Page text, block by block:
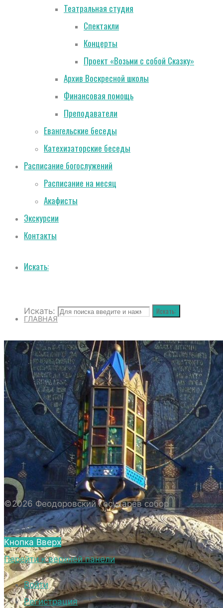
Театральная студия
Спектакли
Концерты
Проект «Возьми с собой Сказку»
Архив Воскресной школы
Финансовая помощь
Преподаватели
Евангельские беседы
Катехизаторские беседы
Расписание богослужений
Расписание на месяц
Акафисты
Экскурсии
Контакты
Искать:
Искать: Искать:
ГЛАВНАЯ
О СОБОРЕ
ИСТОРИЯ СОБОРА
ИСТОРИЯ ФЕОДОРОВСКОГО ГОСУДАРЕВА
СОБОРА
ПОЛОЖЕНИЕ И ВНУТРЕННИЙ
РАСПОРЯДОК СОБОРА
БИОГРАФИЧЕСКИЕ ДАННЫЕ
СВЯЩЕННОСЛУЖИТЕЛЕЙ СОБОРА.
ВНЕШНИЙ ВИД
ВНЕШНИЙ ВИД СОБОРА
ВЕРХНИЙ ХРАМ ФЕОДОРОВСКОГО
ГОСУДАРЕВА СОБОРА
НИЖНИЙ ХРАМ ФЕОДОРОВСКОГО
ГОСУДАРЕВА СОБОРА
©2026 Феодоровский Государев собор
Кнопка Вверх
Перейти к верхней панели
Войти
Регистрация